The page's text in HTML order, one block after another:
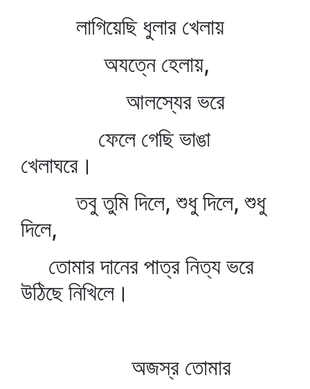
লাগিয়েছি ধুলার খেলায়
অযত্নে হেলায়,
আলস্যের ভরে
ফেলে গেছি ভাঙা
খেলাঘরে।
তবু তুমি দিলে, শুধু দিলে, শুধু
দিলে,
তোমার দানের পাত্র নিত্য ভরে
উঠিছে নিখিলে।
অজস্র তোমার